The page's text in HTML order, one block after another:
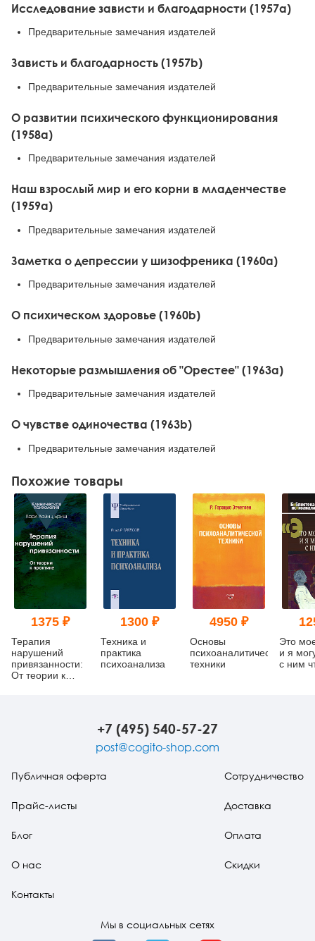
Исследование зависти и благодарности (1957а)
Предварительные замечания издателей
Зависть и благодарность (1957b)
Предварительные замечания издателей
О развитии психического функционирования
(1958а)
Предварительные замечания издателей
Наш взрослый мир и его корни в младенчестве
(1959а)
Предварительные замечания издателей
Заметка о депрессии у шизофреника (1960а)
Предварительные замечания издателей
О психическом здоровье (1960b)
Предварительные замечания издателей
Некоторые размышления об "Орестее" (1963а)
Предварительные замечания издателей
О чувстве одиночества (1963b)
Предварительные замечания издателей
Похожие товары
1375 ₽
Терапия
нарушений
привязанности:
От теории к
1300 ₽
Техника и
практика
психоанализа
4950 ₽
Основы
психоаналитической
техники
Это
и я
с ним
+7 (495) 540-57-27
post@cogito-shop.com
Публичная оферта
Прайс-листы
Блог
О нас
Контакты
Сотрудничество
Доставка
Оплата
Скидки
Мы в социальных сетях